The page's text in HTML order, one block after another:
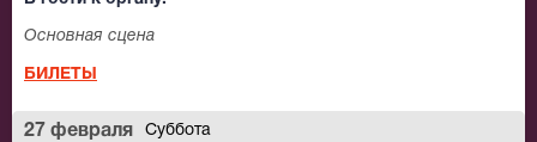
Основная сцена
БИЛЕТЫ
27 февраля Суббота